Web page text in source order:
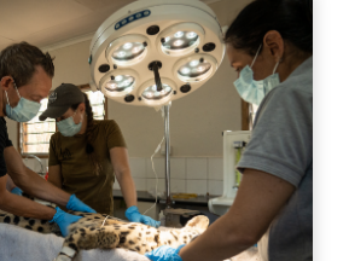
écolieu
au
coeur
des
Cévennes